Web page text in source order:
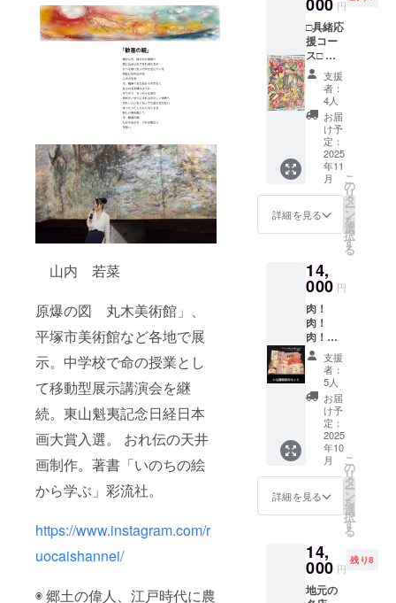
山内 若菜
原爆の図 丸木美術館」、
平塚市美術館など各地で展
示。中学校で命の授業とし
て移動型展示講演会を継
続。東山魁夷記念日経日本
画大賞入選。 おれ伝の天井
画制作。著書「いのちの絵
から学ぶ」彩流社。
https://www.instagram.com/r
uocaishannei/
◉ 郷土の偉人、江戸時代に農
ジで
す。
会場
Bocchi
concep
t
shop(千
葉県旭
市神宮
寺8502-
2) 材
料費込
（ワー
ク
ショッ
は支援
金に含
いま
す） ＋
ガイド
ブック2
000 円
□具緒応
援コー
ス□ 具
緒小作
品（卓
上にの
る10cm
程度の
もの）
＋ガイ
ドブッ
ク２冊
＋ 支援
者様の
お名前
間中、
具緒作
品の近
くに掲
示致し
ます。
掲示し
てほし
いお名
前（団
体名、
ニック
ネー
ム、匿
名希望
も可）
を「備
さい。
※誹謗中
文言な
支援
者：
4人
お届
け予
定：
2025
年11
月
詳細を見る
こ
の
リ
タ
ー
ン
を
選
択
す
る
14,
000 円
肉！
肉！
肉！旭
のいも
豚を召
し上が
れ！
（ウイ
ナー、
ベーコ
ン、ハ
ム詰め
合わ
せ 商
＋消費
税）＋
ガイド
ブック2
支援
者：
5人
お届
け予
定：
2025
年10
月
詳細を見る
こ
の
リ
タ
ー
ン
を
選
択
す
る
14,
000 円
残り8
地元の